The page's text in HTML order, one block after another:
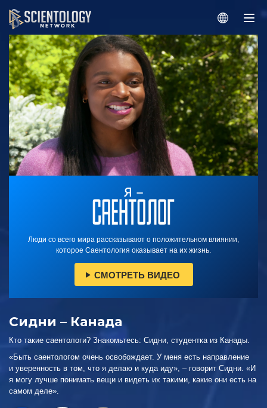
Люди со всего мира рассказывают о положительном влиянии,
которое Саентология оказывает на их жизнь.
СМОТРЕТЬ ВИДЕО
Сидни – Канада
Кто такие саентологи? Знакомьтесь: Сидни, студентка из Канады.
«Быть саентологом очень освобождает. У меня есть направление
и уверенность в том, что я делаю и куда иду», – говорит Сидни. «И
я могу лучше понимать вещи и видеть их такими, какие они есть на
самом деле».